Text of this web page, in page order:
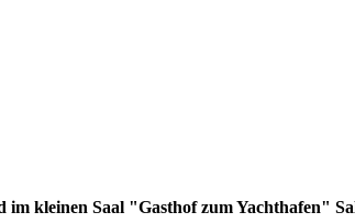
im kleinen Saal "Gasthof zum Yachthafen"